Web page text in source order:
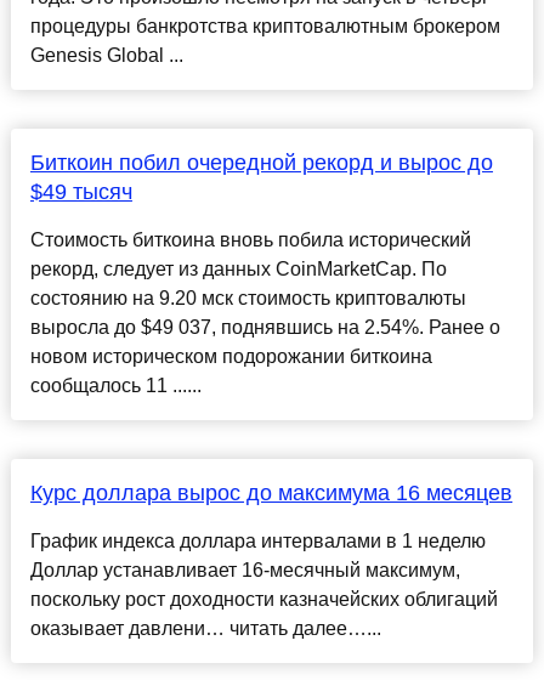
процедуры банкротства криптовалютным брокером
Genesis Global ...
Биткоин побил очередной рекорд и вырос до
$49 тысяч
Стоимость биткоина вновь побила исторический
рекорд, следует из данных CoinMarketCap. По
состоянию на 9.20 мск стоимость криптовалюты
выросла до $49 037, поднявшись на 2.54%. Ранее о
новом историческом подорожании биткоина
сообщалось 11 ......
Курс доллара вырос до максимума 16 месяцев
График индекса доллара интервалами в 1 неделю
Доллар устанавливает 16-месячный максимум,
поскольку рост доходности казначейских облигаций
оказывает давлени… читать далее…...